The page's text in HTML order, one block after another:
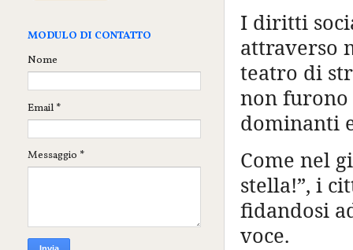
I diritti
attraverso
teatro di
non furono
dominanti
Come nel
stella!”, i
fidandosi
voce.
MODULO DI CONTATTO
Nome
Email *
Messaggio *